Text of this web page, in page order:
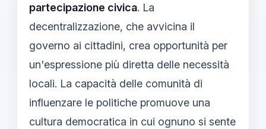
partecipazione civica. La
decentralizzazione, che avvicina il
governo ai cittadini, crea opportunità per
un'espressione più diretta delle necessità
locali. La capacità delle comunità di
influenzare le politiche promuove una
cultura democratica in cui ognuno si sente